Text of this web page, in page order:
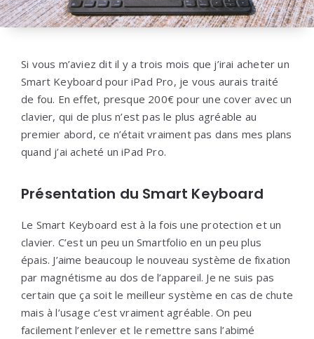
Si vous m’aviez dit il y a trois mois que j’irai acheter un
Smart Keyboard pour iPad Pro, je vous aurais traité
de fou. En effet, presque 200€ pour une cover avec un
clavier, qui de plus n’est pas le plus agréable au
premier abord, ce n’était vraiment pas dans mes plans
quand j’ai acheté un iPad Pro.
Présentation du Smart Keyboard
Le Smart Keyboard est à la fois une protection et un
clavier. C’est un peu un Smartfolio en un peu plus
épais. J’aime beaucoup le nouveau système de fixation
par magnétisme au dos de l’appareil. Je ne suis pas
certain que ça soit le meilleur système en cas de chute
mais à l’usage c’est vraiment agréable. On peu
facilement l’enlever et le remettre sans l’abimé